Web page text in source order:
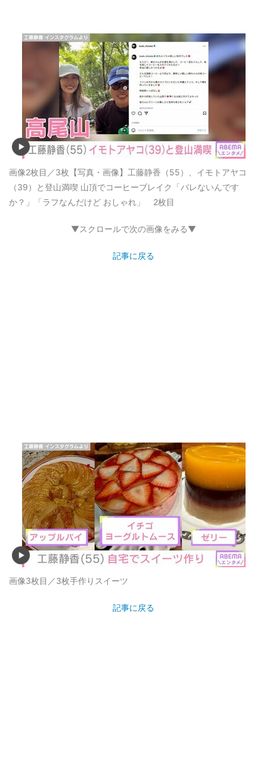
画像2枚目／3枚 【写真・画像】工藤静香（55）、イモトアヤコ
（39）と登山満喫 山頂でコーヒーブレイク「バレないんです
か？」「ラフなんだけど おしゃれ」 2枚目
▼スクロールで次の画像をみる▼
記事に戻る
画像3枚目／3枚手作りスイーツ
記事に戻る